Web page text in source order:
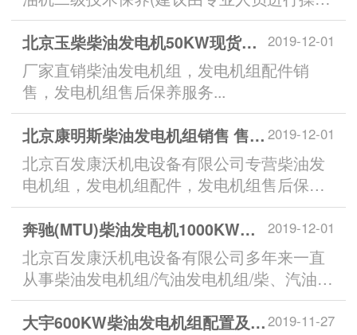
作) 柴油发电机除按照一级技术保养各项目进
行外，并增添下列工作： 1.检查喷油器的喷
油压力、观...
2019-12-01
北京玉柴柴油发电机50KW现货销售
厂家直销柴油发电机组，发电机组配件销
售，发电机组售后保养服务...
2019-12-01
北京康明斯柴油发电机组销售 售后保养服务
北京百发康沃机电设备有限公司专营柴油发
电机组，发电机组配件，发电机组售后保养
服务...
2019-12-01
奔驰(MTU)柴油发电机1000KW发电机组技术参数 厂家
北京百发康沃机电设备有限公司多年来一直
从事柴油发电机组/汽油发电机组/柴、汽油发
电机组的销售及售后服务...
2019-11-27
大宇600KW柴油发电机组配置及技术参数